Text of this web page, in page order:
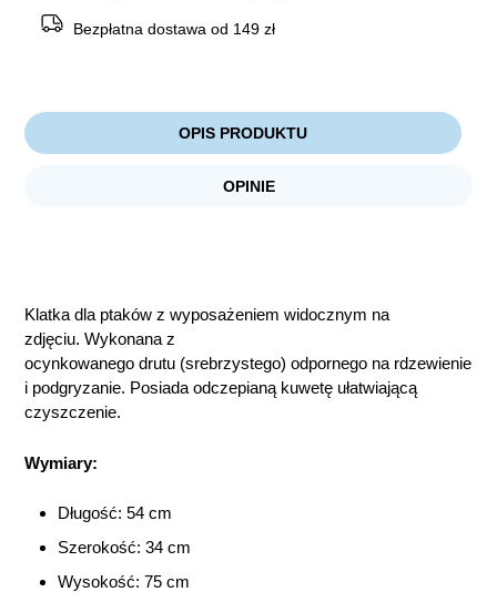
Bezpłatna dostawa od 149 zł
OPIS PRODUKTU
OPINIE
Klatka dla ptaków z wyposażeniem widocznym na
zdjęciu. Wykonana z
ocynkowanego drutu (srebrzystego) odpornego na rdzewienie
i podgryzanie. Posiada odczepianą kuwetę ułatwiającą
czyszczenie.
Wymiary:
Długość: 54 cm
Szerokość: 34 cm
Wysokość: 75 cm